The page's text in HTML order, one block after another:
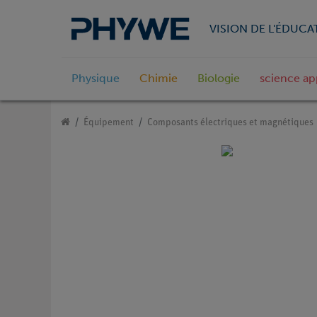
VISION DE
Physique Chimie Biologie science
Équipement Composants électriques et magnétiques